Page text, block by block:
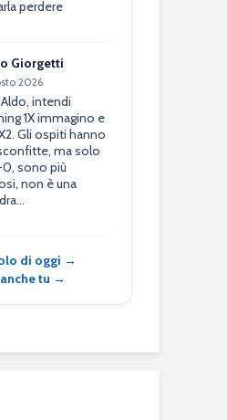
perdere
Giorgetti
2026
intendi
1X immagino e
Gli ospiti hanno
ma solo
0, sono più
non è una
di oggi →
tu →